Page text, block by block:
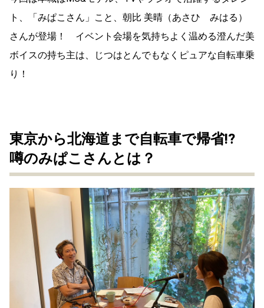
ト、「みぱこさん」こと、朝比 美晴（あさひ みはる）
さんが登場！ イベント会場を気持ちよく温める澄んだ美
ボイスの持ち主は、じつはとんでもなくピュアな自転車乗
り！
東京から北海道まで自転車で帰省!?
噂のみぱこさんとは？